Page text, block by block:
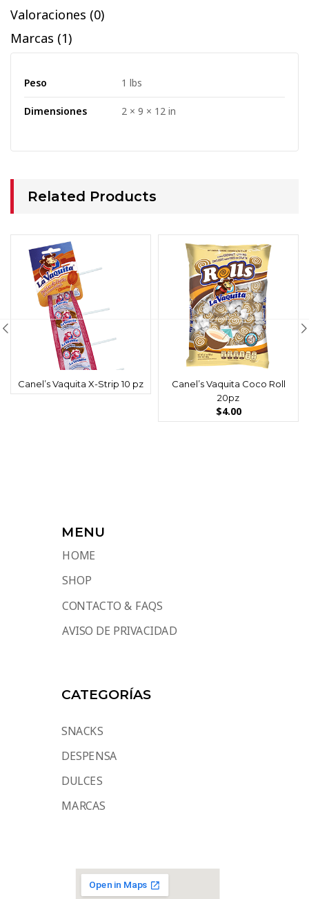
Valoraciones (0)
Marcas (1)
Peso 1 lbs
Dimensiones 2 × 9 × 12 in
Related Products
Canel’s Vaquita X-Strip 10 pz
Canel’s Vaquita Coco Roll
20pz
$4.00
MENU
HOME
SHOP
CONTACTO & FAQS
AVISO DE PRIVACIDAD
CATEGORÍAS
SNACKS
DESPENSA
DULCES
MARCAS